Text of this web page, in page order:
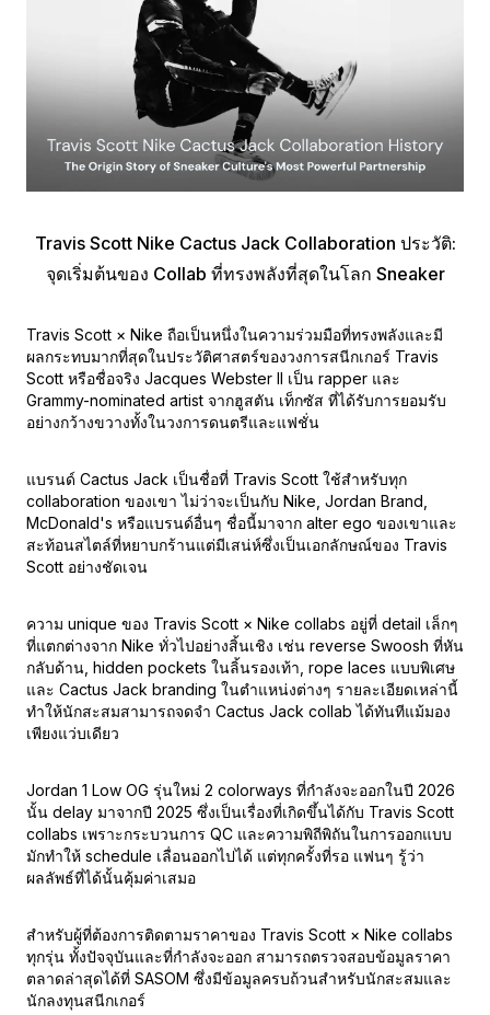
Travis Scott Nike Cactus Jack Collaboration ประวัติ:
จุดเริ่มต้นของ Collab ที่ทรงพลังที่สุดในโลก Sneaker
Travis Scott × Nike ถือเป็นหนึ่งในความร่วมมือที่ทรงพลังและมี
ผลกระทบมากที่สุดในประวัติศาสตร์ของวงการสนีกเกอร์ Travis
Scott หรือชื่อจริง Jacques Webster II เป็น rapper และ
Grammy-nominated artist จากฮูสตัน เท็กซัส ที่ได้รับการยอมรับ
อย่างกว้างขวางทั้งในวงการดนตรีและแฟชั่น
แบรนด์ Cactus Jack เป็นชื่อที่ Travis Scott ใช้สำหรับทุก
collaboration ของเขา ไม่ว่าจะเป็นกับ Nike, Jordan Brand,
McDonald's หรือแบรนด์อื่นๆ ชื่อนี้มาจาก alter ego ของเขาและ
สะท้อนสไตล์ที่หยาบกร้านแต่มีเสน่ห์ซึ่งเป็นเอกลักษณ์ของ Travis
Scott อย่างชัดเจน
ความ unique ของ Travis Scott × Nike collabs อยู่ที่ detail เล็กๆ
ที่แตกต่างจาก Nike ทั่วไปอย่างสิ้นเชิง เช่น reverse Swoosh ที่หัน
กลับด้าน, hidden pockets ในลิ้นรองเท้า, rope laces แบบพิเศษ
และ Cactus Jack branding ในตำแหน่งต่างๆ รายละเอียดเหล่านี้
ทำให้นักสะสมสามารถจดจำ Cactus Jack collab ได้ทันทีแม้มอง
เพียงแว่บเดียว
Jordan 1 Low OG รุ่นใหม่ 2 colorways ที่กำลังจะออกในปี 2026
นั้น delay มาจากปี 2025 ซึ่งเป็นเรื่องที่เกิดขึ้นได้กับ Travis Scott
collabs เพราะกระบวนการ QC และความพิถีพิถันในการออกแบบ
มักทำให้ schedule เลื่อนออกไปได้ แต่ทุกครั้งที่รอ แฟนๆ รู้ว่า
ผลลัพธ์ที่ได้นั้นคุ้มค่าเสมอ
สำหรับผู้ที่ต้องการติดตามราคาของ Travis Scott × Nike collabs
ทุกรุ่น ทั้งปัจจุบันและที่กำลังจะออก สามารถตรวจสอบข้อมูลราคา
ตลาดล่าสุดได้ที่ SASOM ซึ่งมีข้อมูลครบถ้วนสำหรับนักสะสมและ
นักลงทุนสนีกเกอร์